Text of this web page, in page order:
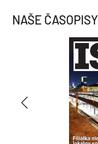
NAŠE ČASOPISY